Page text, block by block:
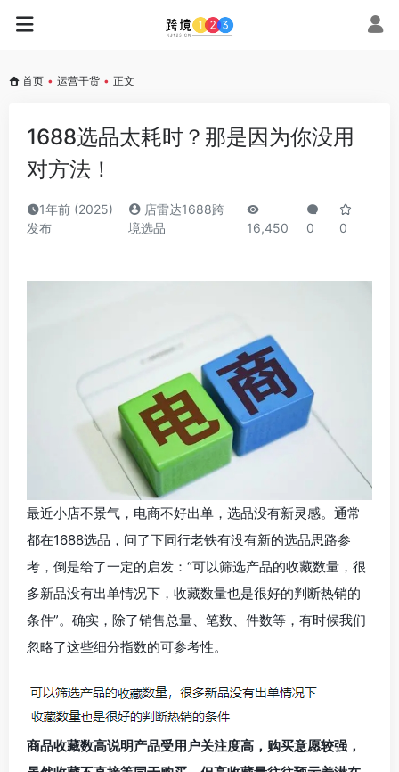
首页 • 运营干货 • 正文
1688选品太耗时？那是因为你没用
对方法！
1年前 (2025)
发布
店雷达1688跨
境选品
16,450 0 0
最近小店不景气，电商不好出单，选品没有新灵感。通常
都在1688选品，问了下同行老铁有没有新的选品思路参
考，倒是给了一定的启发：“可以筛选产品的收藏数量，很
多新品没有出单情况下，收藏数量也是很好的判断热销的
条件”。确实，除了销售总量、笔数、件数等，有时候我们
忽略了这些细分指数的可参考性。
商品收藏数高说明产品受用户关注度高，购买意愿较强，